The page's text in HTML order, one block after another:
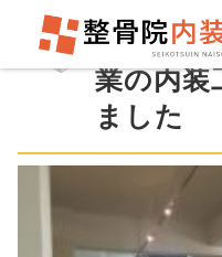
大分市中
業の内装
ました